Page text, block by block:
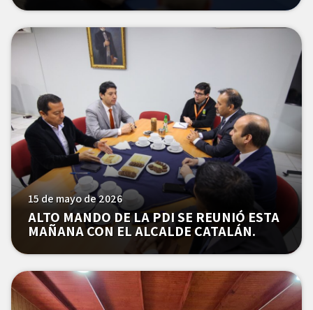
15 de mayo de 2026
ALTO MANDO DE LA PDI SE REUNIÓ ESTA
MAÑANA CON EL ALCALDE CATALÁN.